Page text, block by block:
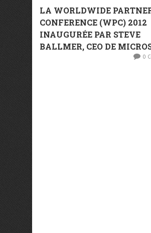
LA WORLDWIDE
CONFERENCE (WPC) 2012
INAUGURÉE PAR STEVE
BALLMER, CEO DE
0